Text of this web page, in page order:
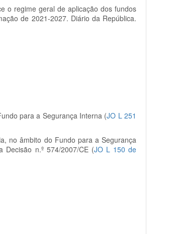
o regime geral de aplicação dos fundos
de 2021-2027. Diário da República.
para a Segurança Interna (JO L 251
no âmbito do Fundo para a Segurança
Decisão n.º574/2007/CE (JO L 150 de